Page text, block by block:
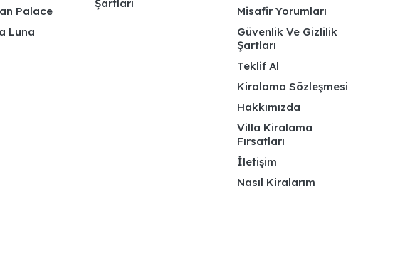
Palace
Luna
Şartları
Misafir Yorumları
Güvenlik Ve Gizlilik
Şartları
Teklif Al
Kiralama Sözleşmesi
Hakkımızda
Villa Kiralama
Fırsatları
İletişim
Nasıl Kiralarım